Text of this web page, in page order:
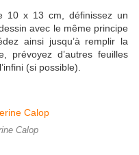
10 x 13 cm, définissez un
avec le même principe
ainsi jusqu’à remplir la
prévoyez d’autres feuilles
(si possible).
Calop